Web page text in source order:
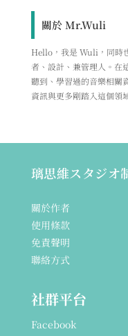
關於 Mr.Wuli
Hello，我是 Wuli，同時
者、設計、兼管理人。在
聽到、學習過的音樂相關
資訊與更多剛踏入這個領
璃思維スタジオ
關於作者
使用條款
免責聲明
聯絡方式
社群平台
Facebook